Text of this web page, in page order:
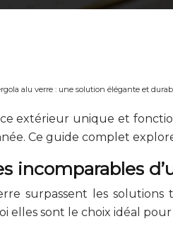
alu verre : une solution élégante et
extérieur unique et
Ce guide complet
incomparables
surpassent les
elles sont le choix idéal